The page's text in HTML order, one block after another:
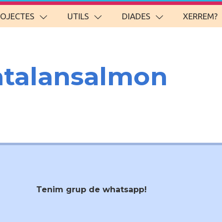
UTILS DIADES XERREM?
Tenim grup de whatsapp!